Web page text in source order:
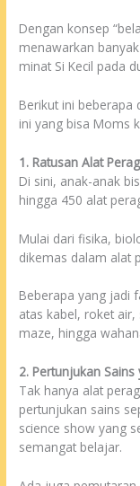
Dengan konsep
menawarkan
minat Si Kecil pada
Berikut ini beberapa
ini yang bisa Moms
1. Ratusan Alat
Di sini, anak-anak
hingga 450 alat
Mulai dari fisika,
dikemas dalam alat
Beberapa yang jadi
atas kabel, roket
maze, hingga
2. Pertunjukan
Tak hanya alat
pertunjukan sains
science show yang
semangat belajar.